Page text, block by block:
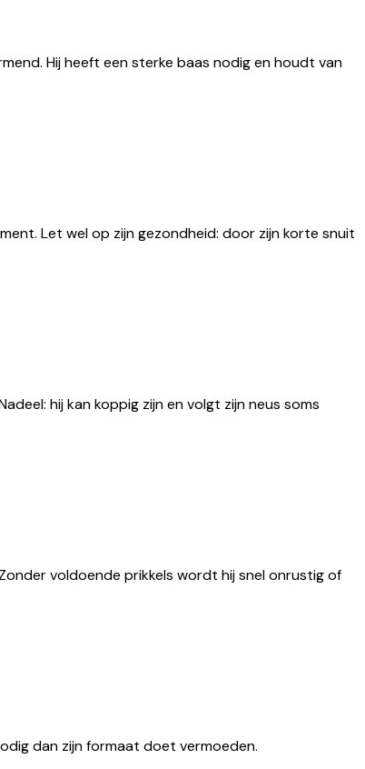
Hij heeft een sterke baas nodig en houdt van
Let wel op zijn gezondheid: door zijn korte snuit
hij kan koppig zijn en volgt zijn neus soms
voldoende prikkels wordt hij snel onrustig of
dan zijn formaat doet vermoeden.